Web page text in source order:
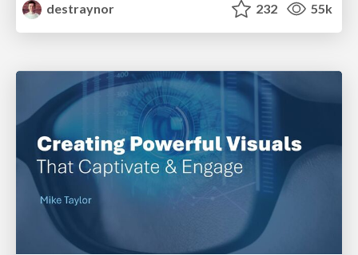
destraynor
232 55k